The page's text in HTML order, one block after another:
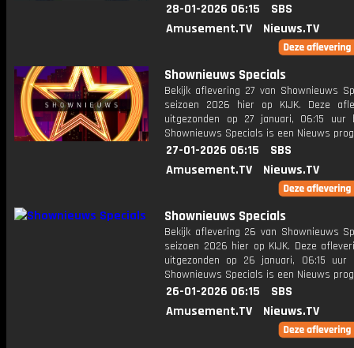
28-01-2026 06:15
SBS
Amusement.TV
Nieuws.TV
Shownieuws Specials
Bekijk aflevering 27 van Shownieuws
seizoen 2026 hier op KIJK. Deze
uitgezonden op 27 januari, 06:15 uur
Shownieuws Specials is een Nieuws
27-01-2026 06:15
SBS
Amusement.TV
Nieuws.TV
Shownieuws Specials
Bekijk aflevering 26 van Shownieuws
seizoen 2026 hier op KIJK. Deze
uitgezonden op 26 januari, 06:15 uur
Shownieuws Specials is een Nieuws
26-01-2026 06:15
SBS
Amusement.TV
Nieuws.TV